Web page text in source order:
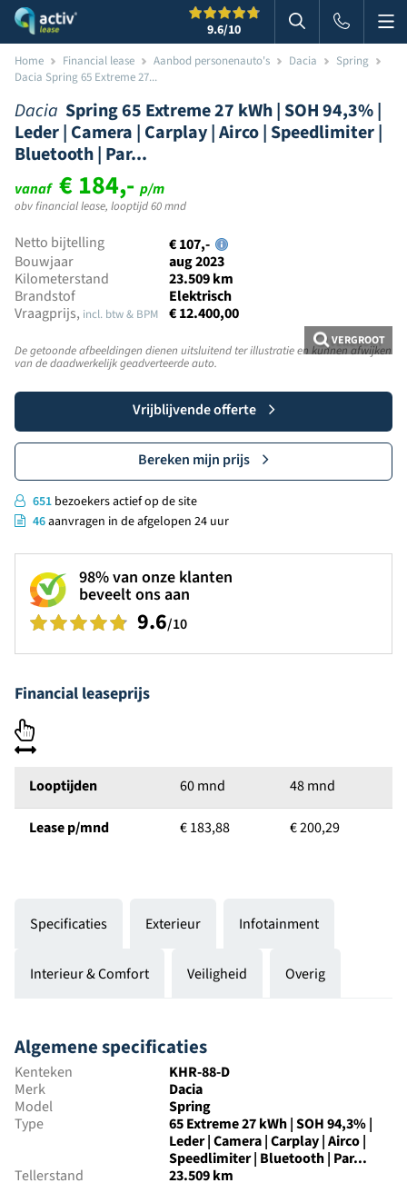
9.6/10 Zoeken in
Home Financial lease Aanbod personenauto's Dacia
Spring
Dacia Spring 65 Extreme 27...
Dacia Spring 65 Extreme 27 kWh | SOH 94,3% |
Leder | Camera | Carplay | Airco | Speedlimiter |
Bluetooth | Par...
vanaf € 184,-p/m
obv financial lease, looptijd 60 mnd
Netto bijtelling
€ 107,-
Bouwjaar
aug 2023
Kilometerstand
23.509 km
Brandstof
Elektrisch
Vraagprijs, incl. btw & BPM € 12.400,00
VERGROOT
De getoonde afbeeldingen dienen uitsluitend ter illustratie en kunnen afwijken
van de daadwerkelijk geadverteerde auto.
Vrijblijvende offerte
Bereken mijn prijs
651 bezoekers actief op de site
46aanvragen in de afgelopen 24 uur
98%van onze klanten
beveelt ons aan
9.6/10
Financial leaseprijs
Looptijden 60 mnd 48 mnd
Lease p/mnd € 183,88 € 200,29
Specificaties Exterieur Infotainment
Interieur & Comfort Veiligheid Overig
Algemene specificaties
Kenteken
KHR-88-D
Merk
Dacia
Model
Spring
Type
65 Extreme 27 kWh | SOH 94,3% |
Leder | Camera | Carplay | Airco |
Speedlimiter | Bluetooth | Par...
Tellerstand
23.509 km